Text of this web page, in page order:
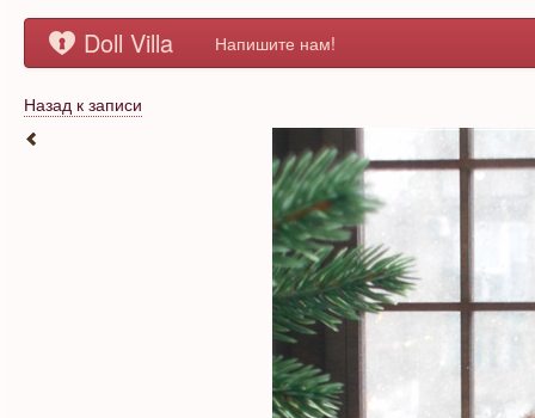
Doll Villa Напишите нам!
Назад к записи